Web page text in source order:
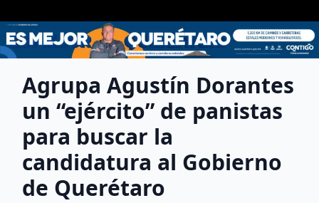
Agrupa Agustín Dorantes
un “ejército” de panistas
para buscar la
candidatura al Gobierno
de Querétaro